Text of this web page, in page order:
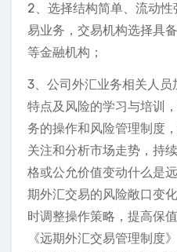
2、选择结构简单、流动
易业务，交易机构选择具
等金融机构；
3、公司外汇业务相关人
特点及风险的学习与培训
务的操作和风险管理制度
关注和分析市场走势，持
格或公允价值变动什么是
期外汇交易的风险敞口变
时调整操作策略，提高保
《远期外汇交易管理制度